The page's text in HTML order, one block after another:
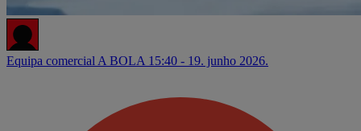
Equipa comercial A BOLA 15:40 - 19. junho 2026.